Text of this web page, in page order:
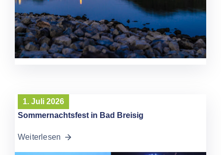
1. Juli 2026
Sommernachtsfest in Bad Breisig
Weiterlesen